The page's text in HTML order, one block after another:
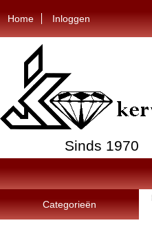
Home Inloggen
Sinds 1970
Categorieën